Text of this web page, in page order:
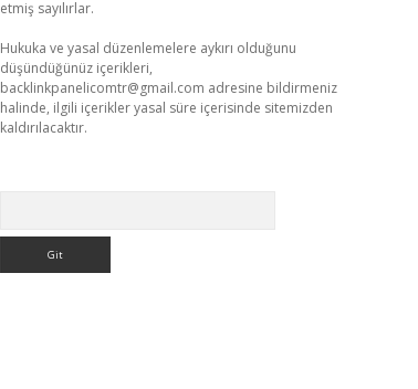
etmiş sayılırlar.
Hukuka ve yasal düzenlemelere aykırı olduğunu
düşündüğünüz içerikleri,
backlinkpanelicomtr@gmail.com adresine bildirmeniz
halinde, ilgili içerikler yasal süre içerisinde sitemizden
kaldırılacaktır.